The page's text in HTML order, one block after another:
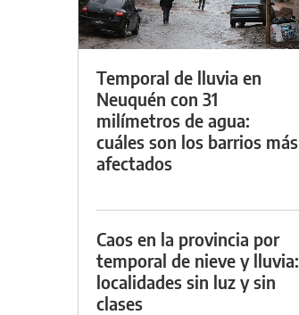
Temporal de lluvia en
Neuquén con 31
milímetros de agua:
cuáles son los barrios más
afectados
Caos en la provincia por
temporal de nieve y lluvia:
localidades sin luz y sin
clases